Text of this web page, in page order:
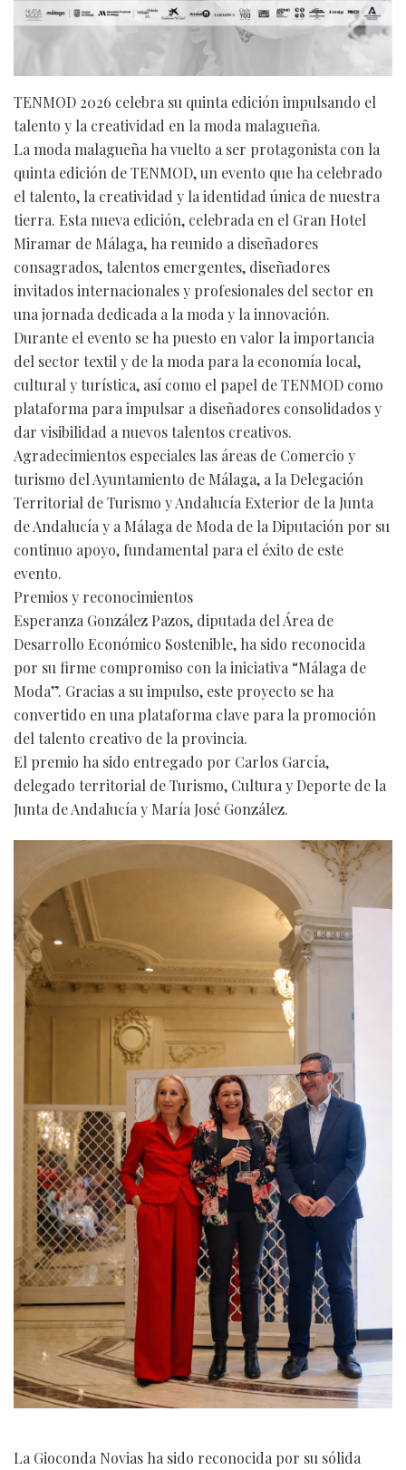
TENMOD 2026 celebra su quinta edición impulsando el
talento y la creatividad en la moda malagueña.
La moda malagueña ha vuelto a ser protagonista con la
quinta edición de TENMOD, un evento que ha celebrado
el talento, la creatividad y la identidad única de nuestra
tierra. Esta nueva edición, celebrada en el Gran Hotel
Miramar de Málaga, ha reunido a diseñadores
consagrados, talentos emergentes, diseñadores
invitados internacionales y profesionales del sector en
una jornada dedicada a la moda y la innovación.
Durante el evento se ha puesto en valor la importancia
del sector textil y de la moda para la economía local,
cultural y turística, así como el papel de TENMOD como
plataforma para impulsar a diseñadores consolidados y
dar visibilidad a nuevos talentos creativos.
Agradecimientos especiales las áreas de Comercio y
turismo del Ayuntamiento de Málaga, a la Delegación
Territorial de Turismo y Andalucía Exterior de la Junta
de Andalucía y a Málaga de Moda de la Diputación por su
continuo apoyo, fundamental para el éxito de este
evento.
Premios y reconocimientos
Esperanza González Pazos, diputada del Área de
Desarrollo Económico Sostenible, ha sido reconocida
por su firme compromiso con la iniciativa “Málaga de
Moda”. Gracias a su impulso, este proyecto se ha
convertido en una plataforma clave para la promoción
del talento creativo de la provincia.
El premio ha sido entregado por Carlos García,
delegado territorial de Turismo, Cultura y Deporte de la
Junta de Andalucía y María José González.
La Gioconda Novias ha sido reconocida por su sólida